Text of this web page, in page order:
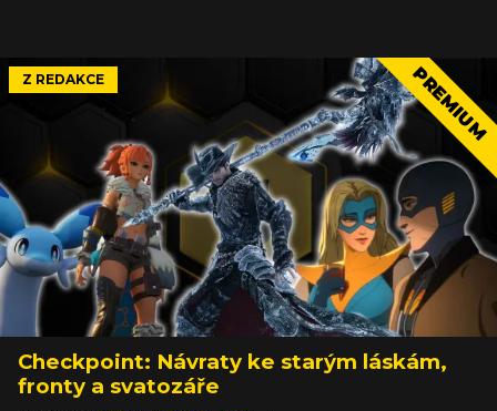
Z REDAKCE PREMIUM
Checkpoint: Návraty ke starým láskám,
fronty a svatozáře